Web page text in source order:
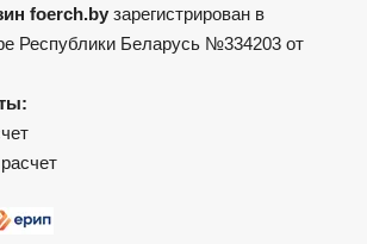
foerch.by зарегистрирован в
Республики Беларусь №334203 от